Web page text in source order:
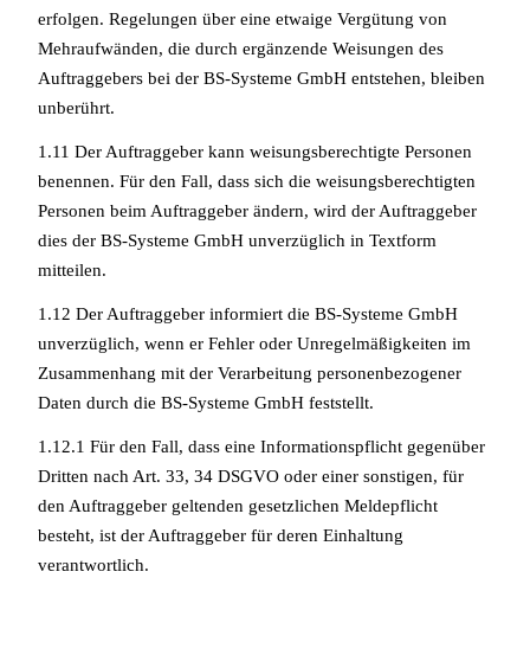
erfolgen. Regelungen über eine etwaige Vergütung von
Mehraufwänden, die durch ergänzende Weisungen des
Auftraggebers bei der BS-Systeme GmbH entstehen, bleiben
unberührt.
1.11 Der Auftraggeber kann weisungsberechtigte Personen
benennen. Für den Fall, dass sich die weisungsberechtigten
Personen beim Auftraggeber ändern, wird der Auftraggeber
dies der BS-Systeme GmbH unverzüglich in Textform
mitteilen.
1.12 Der Auftraggeber informiert die BS-Systeme GmbH
unverzüglich, wenn er Fehler oder Unregelmäßigkeiten im
Zusammenhang mit der Verarbeitung personenbezogener
Daten durch die BS-Systeme GmbH feststellt.
1.12.1 Für den Fall, dass eine Informationspflicht gegenüber
Dritten nach Art. 33, 34 DSGVO oder einer sonstigen, für
den Auftraggeber geltenden gesetzlichen Meldepflicht
besteht, ist der Auftraggeber für deren Einhaltung
verantwortlich.